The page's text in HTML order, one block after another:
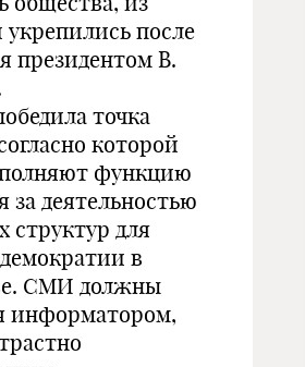
после
президентом В.
точка
которой
функцию
за деятельностью
структур для
в
СМИ должны
информатором,